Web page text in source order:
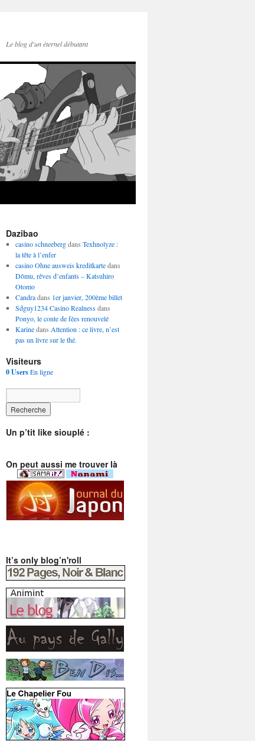
Le blog d'un éternel débutant
Dazibao
casino schneebergdans Texhnolyze :
la tête à l’enfer
casino Ohne ausweis kreditkartedans
Dômu, rêves d’enfants – Katsuhiro
Otomo
Candradans 1er janvier, 200ème billet
Sdguy1234 Casino Realnessdans
Ponyo, le conte de fées renouvelé
Karinedans Attention : ce livre, n’est
pas un livre sur le thé.
Visiteurs
0 UsersEn ligne
Un p’tit like siouplé :
On peut aussi me trouver là
It’s only blog’n'roll